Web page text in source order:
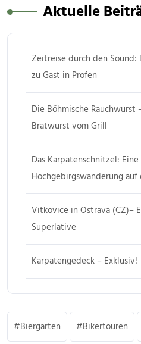
Aktuelle
Zeitreise durch den Sound:
zu Gast in Profen
Die Böhmische Rauchwurst
Bratwurst vom Grill
Das Karpatenschnitzel:
Hochgebirgswanderung auf
Vitkovice in Ostrava (CZ)–
Superlative
Karpatengedeck – Exklusiv!
Biergarten Bikertouren